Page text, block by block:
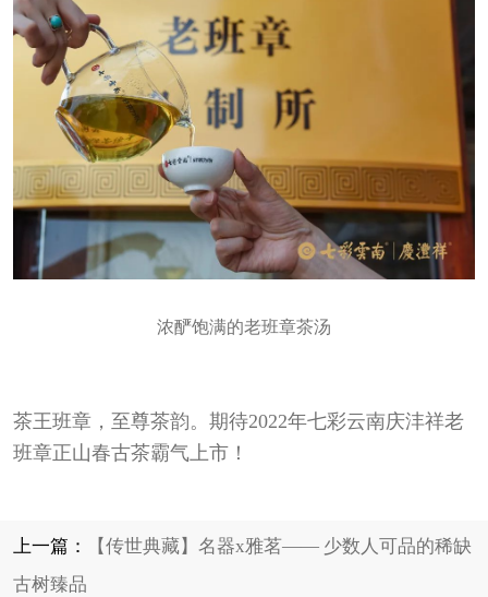
浓酽饱满的老班章茶汤
茶王班章，至尊茶韵。期待2022年七彩云南庆沣祥老
班章正山春古茶霸气上市！
上一篇：
【传世典藏】名器x雅茗—— 少数人可品的稀缺
古树臻品